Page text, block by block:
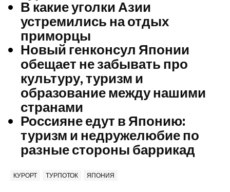
В какие уголки Азии
устремились на отдых
приморцы
Новый генконсул Японии
обещает не забывать про
культуру, туризм и
образование между нашими
странами
Россияне едут в Японию:
туризм и недружелюбие по
разные стороны баррикад
КУРОРТ ТУРПОТОК ЯПОНИЯ